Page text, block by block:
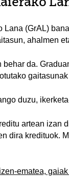
Lana (GrAL)
ahalmen
behar da.
duzu,
artean izan
dira kredituok.
izen-ematea,